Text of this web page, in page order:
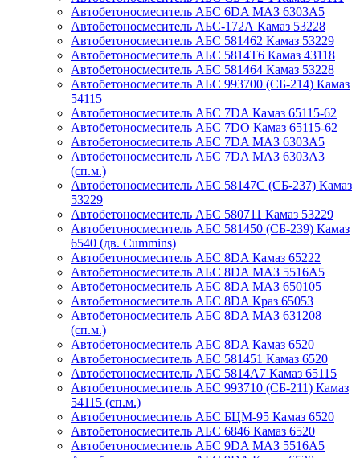
Автобетоносмеситель АБС 6DA МАЗ 6303А5
Автобетоносмеситель АБС-172А Камаз 53228
Автобетоносмеситель АБС 581462 Камаз 53229
Автобетоносмеситель АБС 5814Т6 Камаз 43118
Автобетоносмеситель АБС 581464 Камаз 53228
Автобетоносмеситель АБС 993700 (СБ-214) Камаз
54115
Автобетоносмеситель АБС 7DA Камаз 65115-62
Автобетоносмеситель АБС 7DO Камаз 65115-62
Автобетоносмеситель АБС 7DA МАЗ 6303А5
Автобетоносмеситель АБС 7DA МАЗ 6303А3
(сп.м.)
Автобетоносмеситель АБС 58147С (СБ-237) Камаз
53229
Автобетоносмеситель АБС 580711 Камаз 53229
Автобетоносмеситель АБС 581450 (СБ-239) Камаз
6540 (дв. Cummins)
Автобетоносмеситель АБС 8DA Камаз 65222
Автобетоносмеситель АБС 8DA МАЗ 5516А5
Автобетоносмеситель АБС 8DA МАЗ 650105
Автобетоносмеситель АБС 8DA Краз 65053
Автобетоносмеситель АБС 8DA МАЗ 631208
(сп.м.)
Автобетоносмеситель АБС 8DA Камаз 6520
Автобетоносмеситель АБС 581451 Камаз 6520
Автобетоносмеситель АБС 5814А7 Камаз 65115
Автобетоносмеситель АБС 993710 (СБ-211) Камаз
54115 (сп.м.)
Автобетоносмеситель АБС БЦМ-95 Камаз 6520
Автобетоносмеситель АБС 6846 Камаз 6520
Автобетоносмеситель АБС 9DA МАЗ 5516А5